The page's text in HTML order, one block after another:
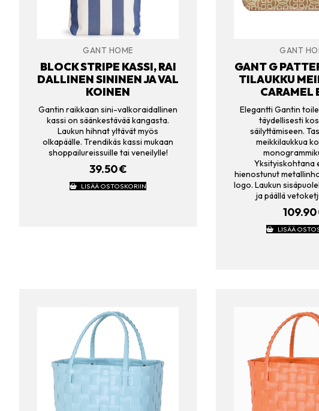
GANT HOME
BLOCK STRIPE KASSI, RAI
DALLINEN SININEN JA VAL
KOINEN
Gantin raikkaan sini-valkoraidallinen
kassi on säänkestävää kangasta.
Laukun hihnat yltävät myös
olkapäälle. Trendikäs kassi mukaan
shoppailureissuille tai veneilylle!
39.50€
LISÄÄ OSTOSKORIIN
GANT
GANT G
TILAUKKU
CARAMEL
Elegantti Gantin
täydellisesti
säilyttämiseen.
meikkilaukkua
Yksityiskohtana
hienostunut
logo. Laukun
ja päällä
109.90
LISÄÄ